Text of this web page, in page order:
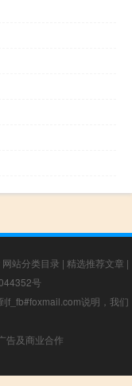
网站分类目录 | 精选推荐文章 |
号
f_fb#foxmail.com说明，我们
告及商业合作